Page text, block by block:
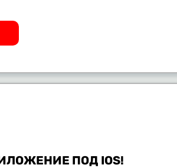
ПОД IOS!